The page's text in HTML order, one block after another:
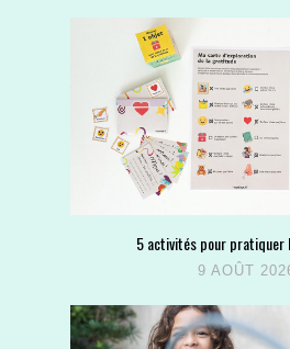
5 activités pour
9 AOÛT